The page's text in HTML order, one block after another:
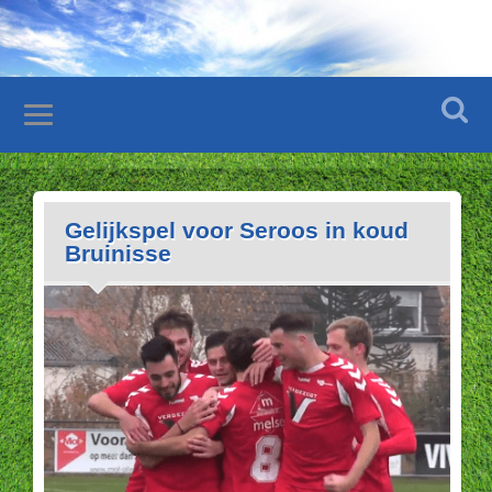
Gelijkspel voor Seroos in koud
Bruinisse